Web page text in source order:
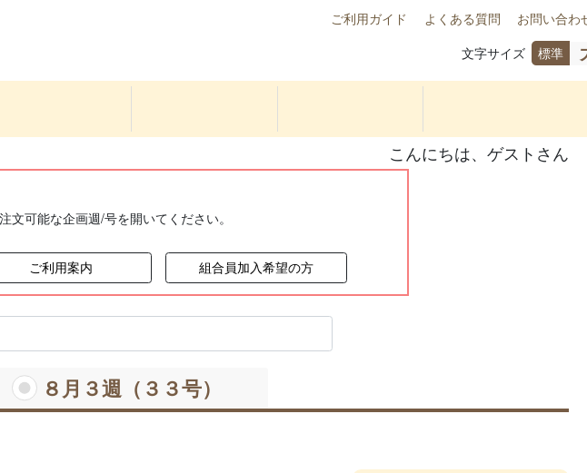
ご利用ガイド よくある質問
お問い合わせ
文字サイズ
標準
こんにちは、ゲストさん
可能な企画週/号を開いてください。
ご利用案内 組合員加入希望の方
８月３週（３３号）